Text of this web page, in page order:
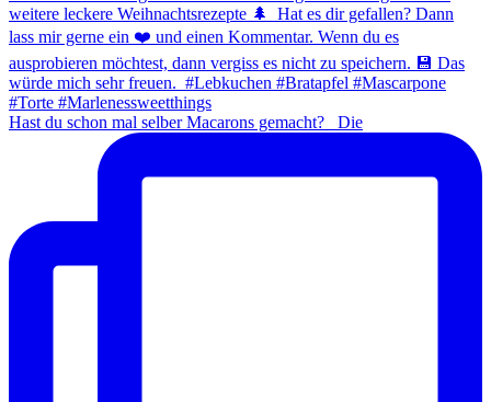
Hast du schon mal selber Macarons gemacht? ⁠ ⁠ Die